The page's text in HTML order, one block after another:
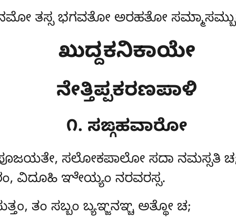
ತಸ್ಸ ಭಗವತೋ ಅರಹತೋ
ಖುದ್ದಕನಿಕಾಯೇ
ನೇತ್ತಿಪ್ಪಕರಣಪಾಳಿ
೧. ಸಙ್ಗಹವಾರೋ
ಸಲೋಕಪಾಲೋ ಸದಾ ನಮಸ್ಸತಿ
ವಿದೂಹಿ ಞೇಯ್ಯಂ ನರವರಸ್ಸ.
ತಂ ಸಬ್ಬಂ ಬ್ಯಞ್ಜನಞ್ಚ ಅತ್ಥೋ ಚ;